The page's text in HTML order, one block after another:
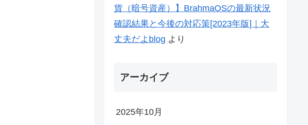
貨（暗号資産）】BrahmaOSの最新状況
確認結果と今後の対応策[2023年版]｜大
丈夫だよblog より
アーカイブ
2025年10月